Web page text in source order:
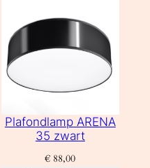
Plafondlamp ARENA
35 zwart
€ 88,00